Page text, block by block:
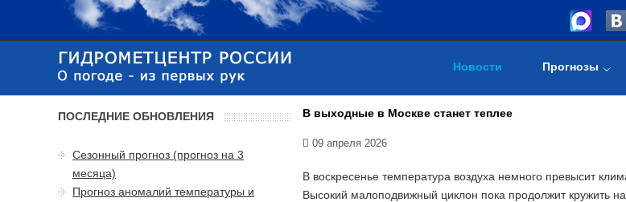
Новости Прогнозы
В выходные в Москве станет теплее
09 апреля 2026
В воскресенье температура воздуха немного превысит
Высокий малоподвижный циклон пока продолжит кружить
ПОСЛЕДНИЕ ОБНОВЛЕНИЯ
Сезонный прогноз (прогноз на 3
месяца)
Прогноз аномалий температуры и